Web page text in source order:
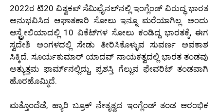
2022ರ ಟಿ20 ವಿಶ್ವಕಪ್ ಸೆಮಿಫೈನಲ್‌ನಲ್ಲಿ ಇಂಗ್ಲೆಂಡ್ ವಿರುದ್ಧ ಭಾರತ
ಅನುಭವಿಸಿದ ಆಘಾತಕಾರಿ ಸೋಲು ಇನ್ನೂ ಮರೆಯಾಗಿಲ್ಲ. ಅಂದು
ಆಸ್ಟ್ರೇಲಿಯಾದಲ್ಲಿ 10 ವಿಕೆಟ್‌ಗಳ ಸೋಲು ಕಂಡಿದ್ದ ಭಾರತಕ್ಕೆ, ಈಗ
ಸ್ವದೇಶಿ ಅಂಗಳದಲ್ಲಿ ಸೇಡು ತೀರಿಸಿಕೊಳ್ಳುವ ಸುವರ್ಣ ಅವಕಾಶ
ಸಿಕ್ಕಿದೆ. ಸೂರ್ಯಕುಮಾರ್ ಯಾದವ್ ನಾಯಕತ್ವದಲ್ಲಿ ಭಾರತ ತಂಡವು
ಅತ್ಯುತ್ತಮ ಫಾರ್ಮ್‌ನಲ್ಲಿದ್ದು, ಪ್ರಶಸ್ತಿ ಗೆಲ್ಲುವ ಫೇವರಿಟ್ ತಂಡವಾಗಿ
ಹೊರಹೊಮ್ಮಿದೆ.
ಮತ್ತೊಂದೆಡೆ, ಹ್ಯಾರಿ ಬ್ರೂಕ್ ನೇತೃತ್ವದ ಇಂಗ್ಲೆಂಡ್ ತಂಡ ಆರಂಭಿಕ